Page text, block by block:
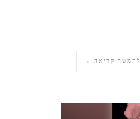
להמשך קריאה →